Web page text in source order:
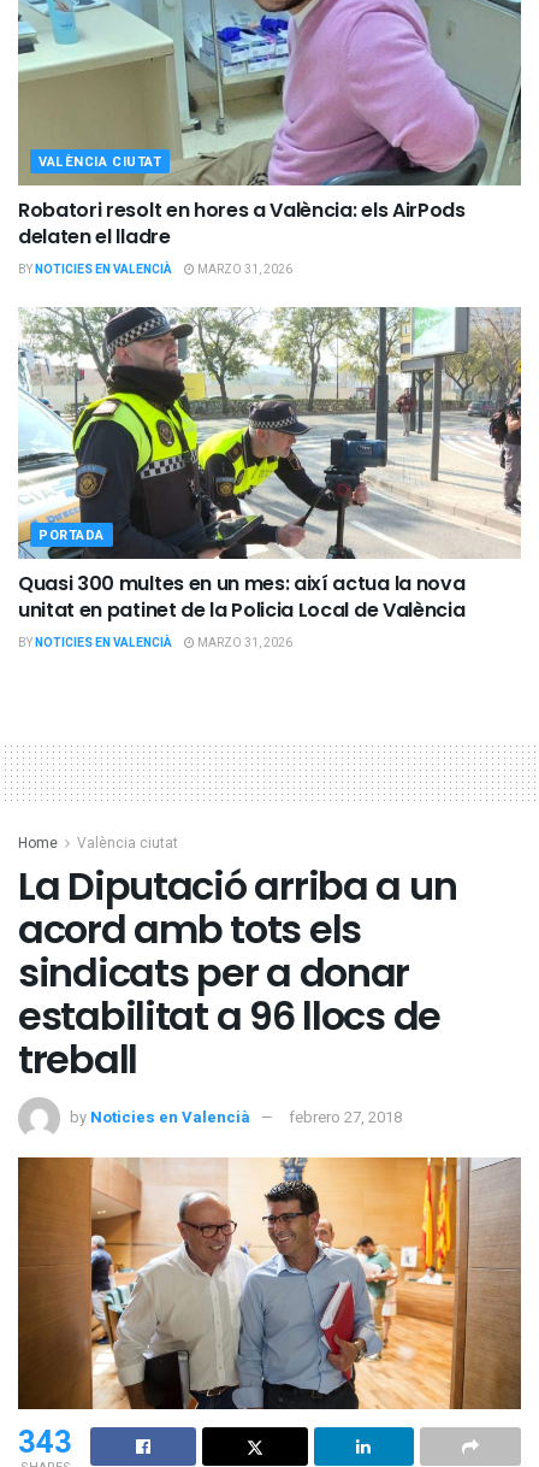
VALÈNCIA CIUTAT
Robatori resolt en hores a València: els AirPods
delaten el lladre
BYNOTICIES EN VALENCIÀ MARZO 31, 2026
PORTADA
Quasi 300 multes en un mes: així actua la nova
unitat en patinet de la Policia Local de València
BYNOTICIES EN VALENCIÀ MARZO 31, 2026
Home València ciutat
La Diputació arriba a un
acord amb tots els
sindicats per a donar
estabilitat a 96 llocs de
treball
by Noticies en Valencià febrero 27, 2018
343